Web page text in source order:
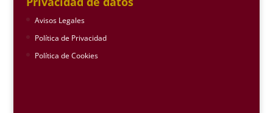
Avisos Legales
Política de Privacidad
Política de Cookies